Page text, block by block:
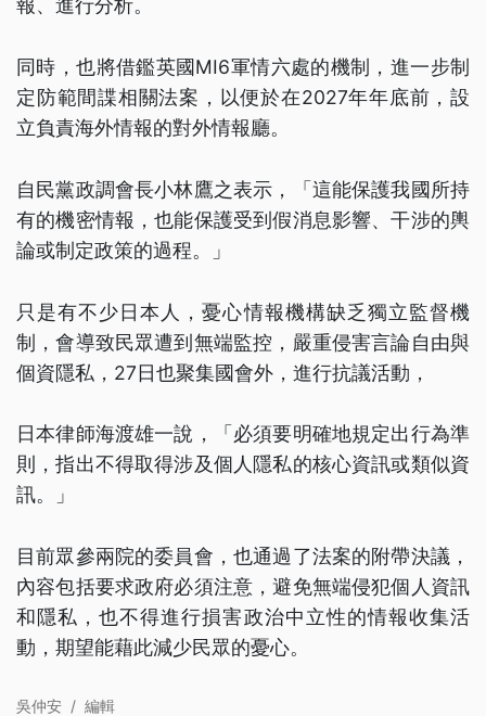
報、進行分析。
同時，也將借鑑英國MI6軍情六處的機制，進一步制
定防範間諜相關法案，以便於在2027年年底前，設
立負責海外情報的對外情報廳。
自民黨政調會長小林鷹之表示，「這能保護我國所持
有的機密情報，也能保護受到假消息影響、干涉的輿
論或制定政策的過程。」
只是有不少日本人，憂心情報機構缺乏獨立監督機
制，會導致民眾遭到無端監控，嚴重侵害言論自由與
個資隱私，27日也聚集國會外，進行抗議活動，
日本律師海渡雄一說，「必須要明確地規定出行為準
則，指出不得取得涉及個人隱私的核心資訊或類似資
訊。」
目前眾參兩院的委員會，也通過了法案的附帶決議，
內容包括要求政府必須注意，避免無端侵犯個人資訊
和隱私，也不得進行損害政治中立性的情報收集活
動，期望能藉此減少民眾的憂心。
吳仲安 / 編輯